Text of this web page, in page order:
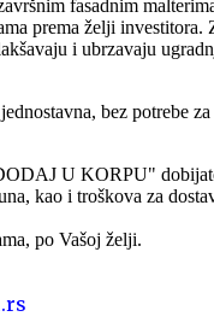
fasadnim
prema želji investitora.
i ubrzavaju
bez potrebe za
U KORPU"
kao i troškova za
po Vašoj želji.